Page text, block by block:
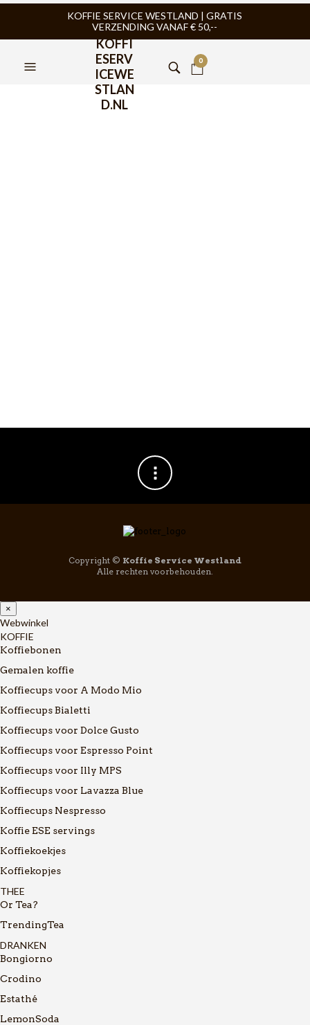
KOFFIE SERVICE WESTLAND | GRATIS
VERZENDING VANAF € 50,--
KOFFI
ESERV
ICEWE
STLAN
D.NL
0
Copyright © Koffie Service Westland
Alle rechten voorbehouden.
×
Webwinkel
KOFFIE
Koffiebonen
Gemalen koffie
Koffiecups voor A Modo Mio
Koffiecups Bialetti
Koffiecups voor Dolce Gusto
Koffiecups voor Espresso Point
Koffiecups voor Illy MPS
Koffiecups voor Lavazza Blue
Koffiecups Nespresso
Koffie ESE servings
Koffiekoekjes
Koffiekopjes
THEE
Or Tea?
TrendingTea
DRANKEN
Bongiorno
Crodino
Estathé
LemonSoda